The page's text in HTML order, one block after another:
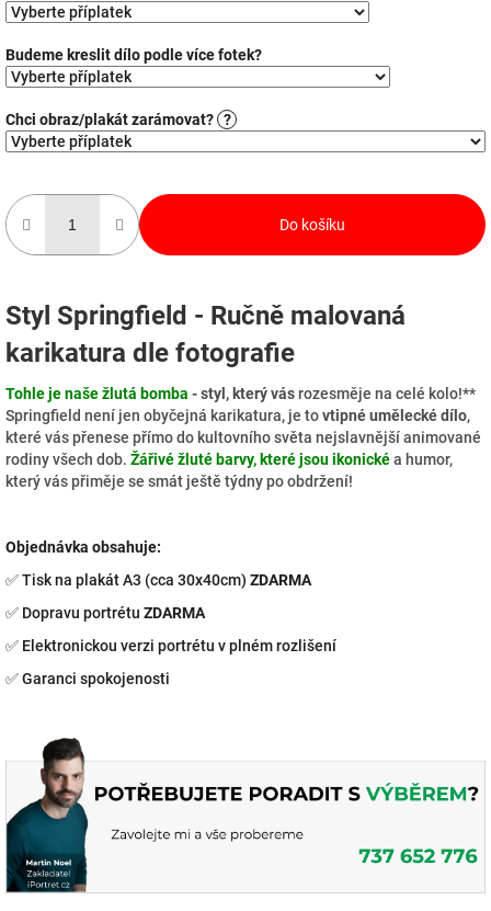
Budeme kreslit dílo podle více fotek?
Chci obraz/plakát zarámovat? ?
Do košíku
Styl Springfield - Ručně malovaná
karikatura dle fotografie
Tohle je naše žlutá bomba - styl, který vásrozesměje na celé kolo!**
Springfield není jen obyčejná karikatura, je tovtipné umělecké dílo,
které vás přenese přímo do kultovního světa nejslavnější animované
rodiny všech dob. Žářivé žluté barvy, které jsou ikonickéa humor,
který vás přiměje se smát ještě týdny po obdržení!
Objednávka obsahuje:
✅ Tisk na plakát A3 (cca 30x40cm) ZDARMA
✅ Dopravu portrétu ZDARMA
✅ Elektronickou verzi portrétu v plném rozlišení
✅Garanci spokojenosti